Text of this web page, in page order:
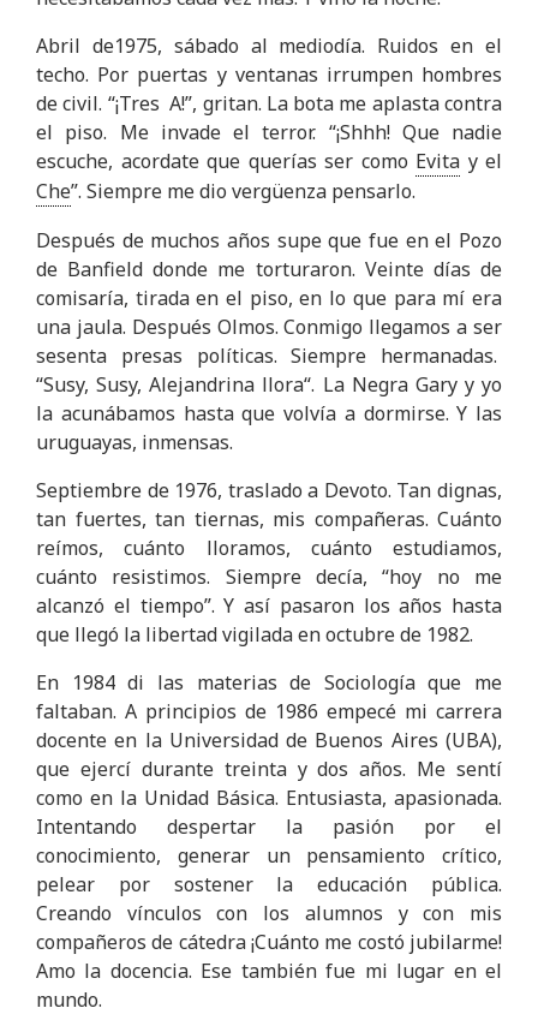
Abril de1975, sábado al mediodía. Ruidos en el
techo. Por puertas y ventanas irrumpen hombres
de civil. “¡Tres A!”, gritan. La bota me aplasta contra
el piso. Me invade el terror. “¡Shhh! Que nadie
escuche, acordate que querías ser como Evita y el
Che”. Siempre me dio vergüenza pensarlo.
Después de muchos años supe que fue en el Pozo
de Banfield donde me torturaron. Veinte días de
comisaría, tirada en el piso, en lo que para mí era
una jaula. Después Olmos. Conmigo llegamos a ser
sesenta presas políticas. Siempre hermanadas.
“Susy, Susy, Alejandrina llora“. La Negra Gary y yo
la acunábamos hasta que volvía a dormirse. Y las
uruguayas, inmensas.
Septiembre de 1976, traslado a Devoto. Tan dignas,
tan fuertes, tan tiernas, mis compañeras. Cuánto
reímos, cuánto lloramos, cuánto estudiamos,
cuánto resistimos. Siempre decía, “hoy no me
alcanzó el tiempo”. Y así pasaron los años hasta
que llegó la libertad vigilada en octubre de 1982.
En 1984 di las materias de Sociología que me
faltaban. A principios de 1986 empecé mi carrera
docente en la Universidad de Buenos Aires (UBA),
que ejercí durante treinta y dos años. Me sentí
como en la Unidad Básica. Entusiasta, apasionada.
Intentando despertar la pasión por el
conocimiento, generar un pensamiento crítico,
pelear por sostener la educación pública.
Creando vínculos con los alumnos y con mis
compañeros de cátedra ¡Cuánto me costó jubilarme!
Amo la docencia. Ese también fue mi lugar en el
mundo.